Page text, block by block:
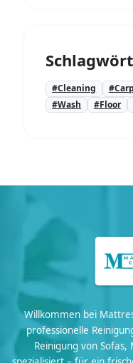
#Cleaning
#Wash
#Floor
Willkommen bei
professionelle
Reinigung von